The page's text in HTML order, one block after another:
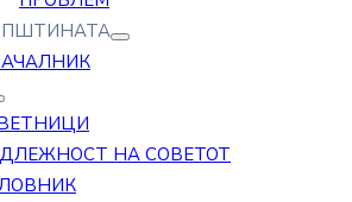
НА СОВЕТОТ